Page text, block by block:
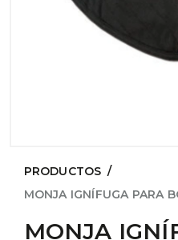
PRODUCTOS /
MONJA IGNÍFUGA PARA
MONJA